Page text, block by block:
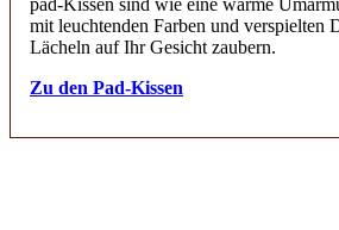
pad-Kissen sind wie eine warme
mit leuchtenden Farben und verspielten
Lächeln auf Ihr Gesicht zaubern.
Zu den Pad-Kissen